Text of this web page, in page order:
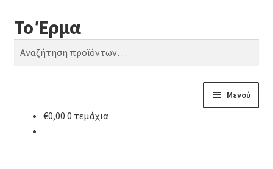
Απευθείας
μετάβαση
στην
Μετάβαση
σε
περιεχόμενο
Το Έρμα
Αναζήτηση
Αναζήτηση
Μενού
€0,00 0 τεμάχια